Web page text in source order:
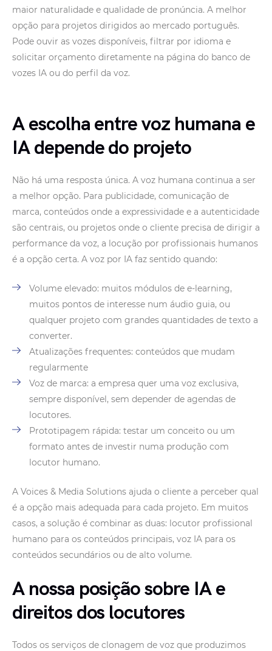
maior naturalidade e qualidade de pronúncia. A melhor
opção para projetos dirigidos ao mercado português.
Pode ouvir as vozes disponíveis, filtrar por idioma e
solicitar orçamento diretamente na página do banco de
vozes IA ou do perfil da voz.
A escolha entre voz humana e
IA depende do projeto
Não há uma resposta única. A voz humana continua a ser
a melhor opção. Para publicidade, comunicação de
marca, conteúdos onde a expressividade e a autenticidade
são centrais, ou projetos onde o cliente precisa de dirigir a
performance da voz, a locução por profissionais humanos
é a opção certa. A voz por IA faz sentido quando:
Volume elevado: muitos módulos de e-learning,
muitos pontos de interesse num áudio guia, ou
qualquer projeto com grandes quantidades de texto a
converter.
Atualizações frequentes: conteúdos que mudam
regularmente
Voz de marca: a empresa quer uma voz exclusiva,
sempre disponível, sem depender de agendas de
locutores.
Prototipagem rápida: testar um conceito ou um
formato antes de investir numa produção com
locutor humano.
A Voices & Media Solutions ajuda o cliente a perceber qual
é a opção mais adequada para cada projeto. Em muitos
casos, a solução é combinar as duas: locutor profissional
humano para os conteúdos principais, voz IA para os
conteúdos secundários ou de alto volume.
A nossa posição sobre IA e
direitos dos locutores
Todos os serviços de clonagem de voz que produzimos